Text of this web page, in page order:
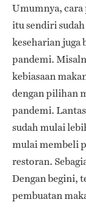
Umumnya, cara
itu sendiri
keseharian juga
pandemi.
kebiasaan
dengan pilihan
pandemi.
sudah mulai
mulai membeli
restoran.
Dengan begini,
pembuatan